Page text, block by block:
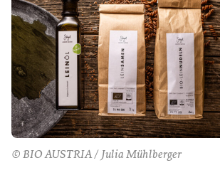
© BIO AUSTRIA / Julia Mühlberger